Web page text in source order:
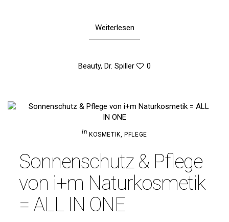
Weiterlesen
Beauty, Dr. Spiller 0
in KOSMETIK, PFLEGE
Son­nen­schutz & Pflege
von i+m Natur­kos­metik
= ALL IN ONE